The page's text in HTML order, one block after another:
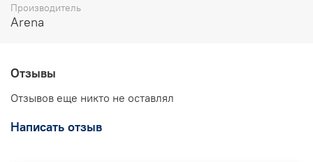
Производитель
Arena
Отзывы
Отзывов еще никто не оставлял
Написать отзыв